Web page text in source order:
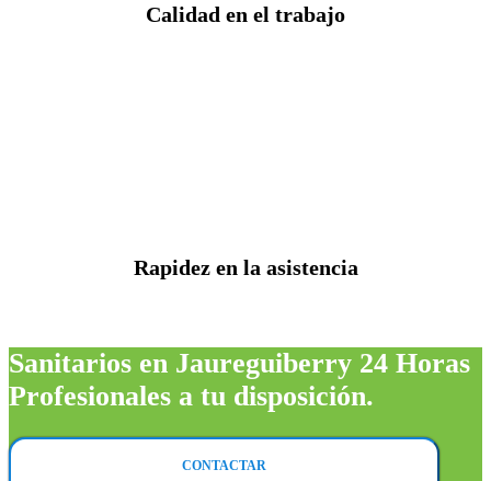
Calidad en el trabajo
Rapidez en la asistencia
Sanitarios en Jaureguiberry 24 Horas
Profesionales a tu disposición.
CONTACTAR